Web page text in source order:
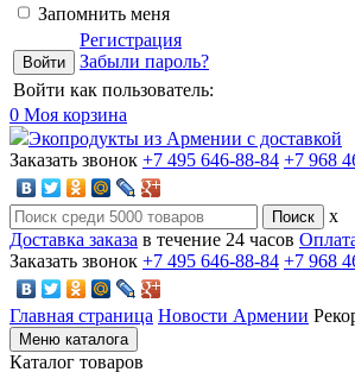
Запомнить меня
Регистрация
Забыли пароль?
Войти как пользователь:
0 Моя корзина
Экопродукты из Армении с доставкой
Заказать звонок +7 495 646-88-84 +7 968
x
Доставка заказа в течение 24 часов
Заказать звонок +7 495 646-88-84 +7 968
Главная страница Новости Армении
Меню каталога
Каталог товаров